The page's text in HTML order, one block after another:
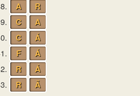
A
R
C
A
C
Á
F
Á
R
Á
R Ã